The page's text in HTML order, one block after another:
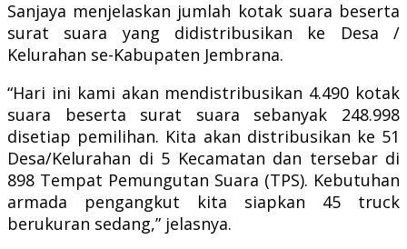
Sanjaya menjelaskan jumlah kotak suara beserta
surat suara yang didistribusikan ke Desa /
Kelurahan se-Kabupaten Jembrana.
“Hari ini kami akan mendistribusikan 4.490 kotak
suara beserta surat suara sebanyak 248.998
disetiap pemilihan. Kita akan distribusikan ke 51
Desa/Kelurahan di 5 Kecamatan dan tersebar di
898 Tempat Pemungutan Suara (TPS). Kebutuhan
armada pengangkut kita siapkan 45 truck
berukuran sedang,” jelasnya.